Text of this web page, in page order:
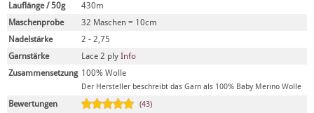
Lauflänge / 50g
430m
Maschenprobe
32 Maschen = 10cm
Nadelstärke
2 - 2,75
Garnstärke
Lace 2 ply Info
Zusammensetzung 100% Wolle
Der Hersteller beschreibt das Garn als 100% Baby Merino Wolle
Bewertungen
(43)